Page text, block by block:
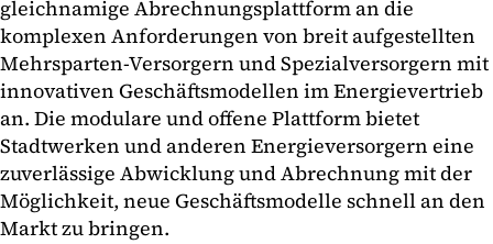
gleichnamige Abrechnungsplattform an die
komplexen Anforderungen von breit aufgestellten
Mehrsparten-Versorgern und Spezialversorgern mit
innovativen Geschäftsmodellen im Energievertrieb
an. Die modulare und offene Plattform bietet
Stadtwerken und anderen Energieversorgern eine
zuverlässige Abwicklung und Abrechnung mit der
Möglichkeit, neue Geschäftsmodelle schnell an den
Markt zu bringen.